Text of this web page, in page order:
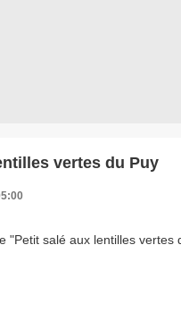
vertes du Puy